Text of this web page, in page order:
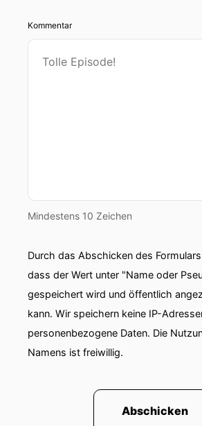
Kommentar
Mindestens 10 Zeichen
Durch das Abschicken des
dass der Wert unter "Name oder
gespeichert wird und öffentlich
kann. Wir speichern keine IP-
personenbezogene Daten. Die
Namens ist freiwillig.
Abschicken